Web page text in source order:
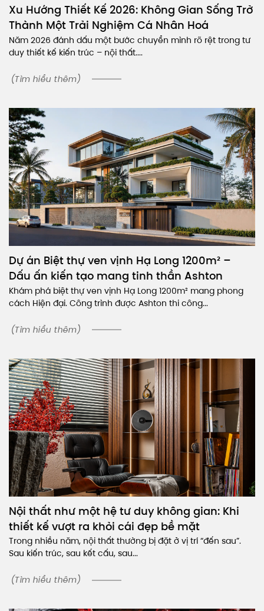
Xu Hướng Thiết Kế 2026: Không Gian Sống Trở
Thành Một Trải Nghiệm Cá Nhân Hoá
Năm 2026 đánh dấu một bước chuyển mình rõ rệt trong tư
duy thiết kế kiến trúc – nội thất....
(Tìm hiểu thêm)
Dự án Biệt thự ven vịnh Hạ Long 1200m² –
Dấu ấn kiến tạo mang tinh thần Ashton
Khám phá biệt thự ven vịnh Hạ Long 1200m² mang phong
cách Hiện đại. Công trình được Ashton thi công...
(Tìm hiểu thêm)
Nội thất như một hệ tư duy không gian: Khi
thiết kế vượt ra khỏi cái đẹp bề mặt
Trong nhiều năm, nội thất thường bị đặt ở vị trí “đến sau”.
Sau kiến trúc, sau kết cấu, sau...
(Tìm hiểu thêm)